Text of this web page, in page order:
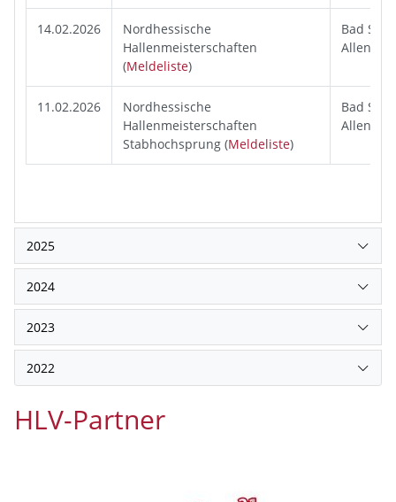
14.02.2026
Nordhessische
Hallenmeisterschaften
(Meldeliste)
Bad
Allendorf
11.02.2026
Nordhessische
Hallenmeisterschaften
Stabhochsprung (Meldeliste)
Bad
Allendorf
2025
2024
2023
2022
HLV-Partner